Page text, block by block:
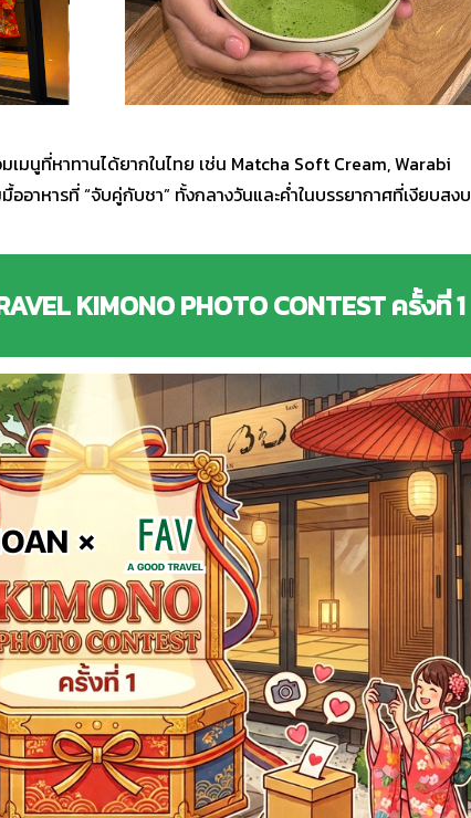
มนูที่หาทานได้ยากในไทย เช่น Matcha Soft Cream, Warabi
อาหารที่ “จับคู่กับชา” ทั้งกลางวันและค่ำในบรรยากาศที่เงียบสงบ
KIMONO PHOTO CONTEST ครั้งที่ 1